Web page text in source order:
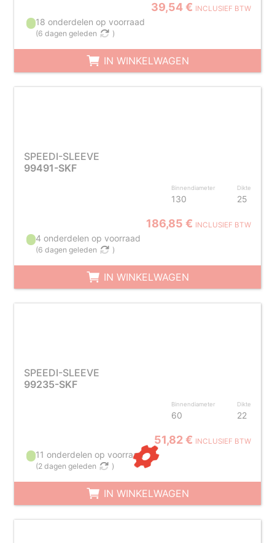
39,54 € INCLUSIEF BTW
18 onderdelen op voorraad
(6 dagen geleden )
IN WINKELWAGEN
SPEEDI-SLEEVE
99491-SKF
Binnendiameter
130
Dikte
25
186,85 € INCLUSIEF BTW
4 onderdelen op voorraad
(6 dagen geleden )
IN WINKELWAGEN
SPEEDI-SLEEVE
99235-SKF
Binnendiameter
60
Dikte
22
51,82 € INCLUSIEF BTW
11 onderdelen op voorraad
(2 dagen geleden )
IN WINKELWAGEN